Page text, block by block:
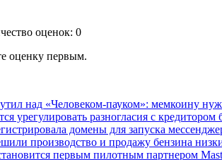
оценок: 0
оценку первым.
над «Человеком-пауком»: мемкоину
урегулировать разногласия с кредитором
домены для запуска
производство и продажу бензина
первым пилотным партнером